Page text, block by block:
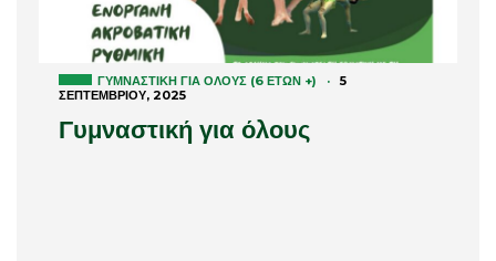
ΓΥΜΝΑΣΤΙΚΉ ΓΙΑ ΌΛΟΥΣ (6 ΕΤΏΝ +) ·
5
ΣΕΠΤΕΜΒΡΊΟΥ, 2025
Γυμναστική για όλους